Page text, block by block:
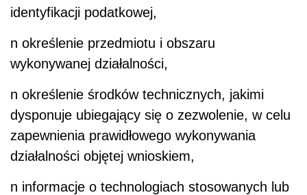
identyfikacji podatkowej,
n określenie przedmiotu i obszaru
wykonywanej działalności,
n określenie środków technicznych, jakimi
dysponuje ubiegający się o zezwolenie, w celu
zapewnienia prawidłowego wykonywania
działalności objętej wnioskiem,
n informacje o technologiach stosowanych lub